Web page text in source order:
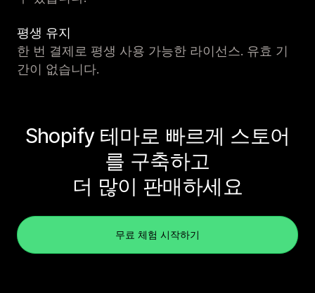
평생 유지
한 번 결제로 평생 사용 가능한 라이선스. 유효 기
간이 없습니다.
Shopify 테마로 빠르게 스토어
를 구축하고
더 많이 판매하세요
무료 체험 시작하기